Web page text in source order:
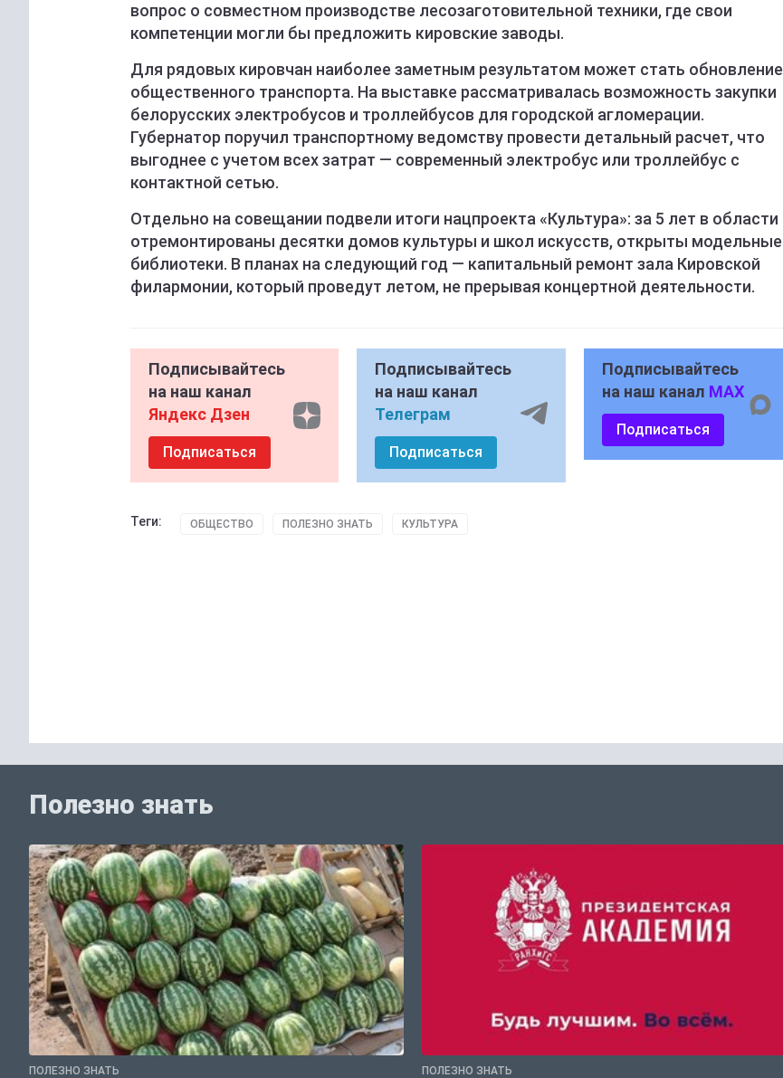
вопрос о совместном производстве лесозаготовительной техники, где свои
компетенции могли бы предложить кировские заводы.
Для рядовых кировчан наиболее заметным результатом может стать обновление
общественного транспорта. На выставке рассматривалась возможность закупки
белорусских электробусов и троллейбусов для городской агломерации.
Губернатор поручил транспортному ведомству провести детальный расчет, что
выгоднее с учетом всех затрат — современный электробус или троллейбус с
контактной сетью.
Отдельно на совещании подвели итоги нацпроекта «Культура»: за 5 лет в области
отремонтированы десятки домов культуры и школ искусств, открыты модельные
библиотеки. В планах на следующий год — капитальный ремонт зала Кировской
филармонии, который проведут летом, не прерывая концертной деятельности.
Подписывайтесь
на наш канал
Яндекс Дзен
Подписаться
Подписывайтесь
на наш канал
Телеграм
Подписаться
Подписывайтесь
на наш канал MAX
Подписаться
Теги: ОБЩЕСТВО ПОЛЕЗНО ЗНАТЬ КУЛЬТУРА
Полезно знать
ПОЛЕЗНО ЗНАТЬ ПОЛЕЗНО ЗНАТЬ